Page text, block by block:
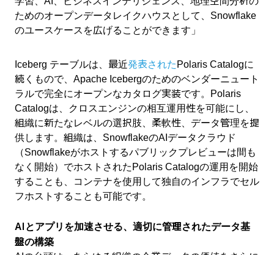
ためのオープンデータレイクハウスとして、Snowflake
のユースケースを広げることができます」
Iceberg テーブルは、最近発表された Polaris Catalogに
続くもので、Apache Icebergのためのベンダーニュート
ラルで完全にオープンなカタログ実装です。Polaris
Catalogは、クロスエンジンの相互運用性を可能にし、
組織に新たなレベルの選択肢、柔軟性、データ管理を提
供します。組織は、SnowflakeのAIデータクラウド
（Snowflakeがホストするパブリックプレビューは間も
なく開始）でホストされたPolaris Catalogの運用を開始
することも、コンテナを使用して独自のインフラでセル
フホストすることも可能です。
AIとアプリを加速させる、適切に管理されたデータ基
盤の構築